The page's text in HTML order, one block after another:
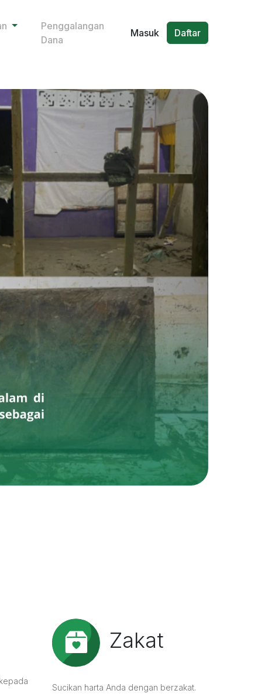
Penggalangan
Dana
Masuk Daftar
Zakat
Sucikan harta Anda dengan berzakat.